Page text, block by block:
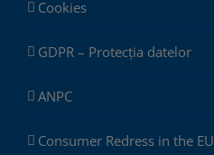
Cookies
GDPR – Protecția datelor
ANPC
Consumer Redress in the EU